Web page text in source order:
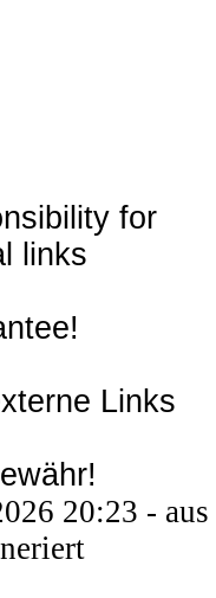
for
links
Links
20:23 - aus